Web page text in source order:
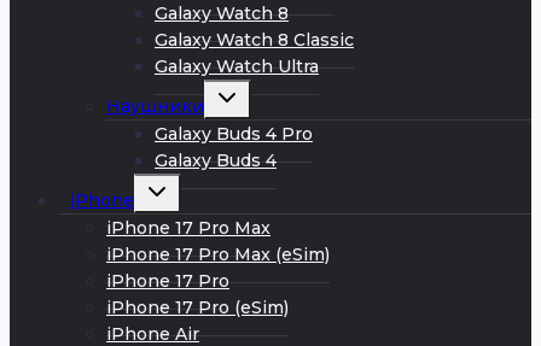
Galaxy Watch 8
Galaxy Watch 8 Classic
Galaxy Watch Ultra
Наушники
Развернуть
меню
Galaxy Buds 4 Pro
Galaxy Buds 4
iPhone
Развернуть
меню
iPhone 17 Pro Max
iPhone 17 Pro Max (eSim)
iPhone 17 Pro
iPhone 17 Pro (eSim)
iPhone Air